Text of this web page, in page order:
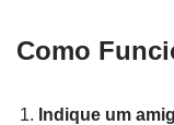
Como
Indique um